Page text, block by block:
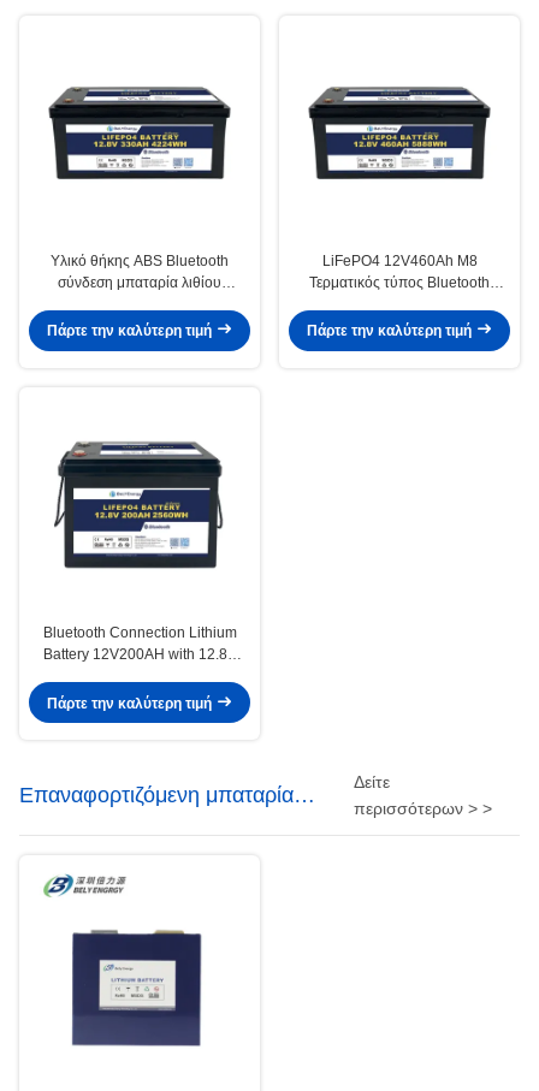
Υλικό θήκης ABS Bluetooth
σύνδεση μπαταρία λιθίου
IP65 και ≥99% απόδοση
Πάρτε την καλύτερη τιμή
LiFePO4 12V460Ah M8
Τερματικός τύπος Bluetooth
εξισορρόπησης τάσης 100A
Συνεχής ρεύμα φόρτισης για
Πάρτε την καλύτερη τιμή
Bluetooth Connection Lithium
Battery 12V200AH with 12.8V
Charge Current and 0-60C
Charge Temperature
Πάρτε την καλύτερη τιμή
Επαναφορτιζόμενη μπαταρία
LiFePo4
Δείτε
περισσότερων > >